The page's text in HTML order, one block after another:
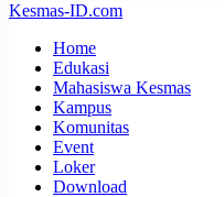
Kesmas-ID.com
Home
Edukasi
Mahasiswa Kesmas
Kampus
Komunitas
Event
Loker
Download